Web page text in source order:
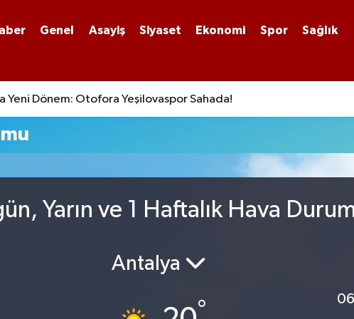
Genel Asayiş Siyaset Ekonomi Spor
Sağlık
Yeni Dönem: Otofora Yeşilovaspor Sahada!
Yarın ve 1 Haftalık Hava
Antalya
°